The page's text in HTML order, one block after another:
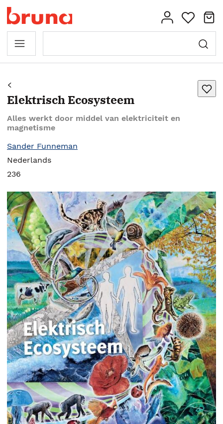
Elektrisch Ecosysteem
Alles werkt door middel van elektriciteit en
magnetisme
Sander Funneman
Nederlands
236